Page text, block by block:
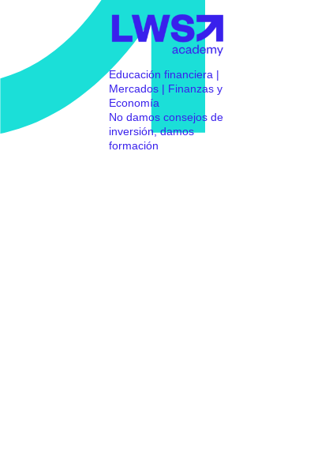
Educación financiera |
Mercados | Finanzas y
Economía
No damos consejos de
inversión, damos
formación